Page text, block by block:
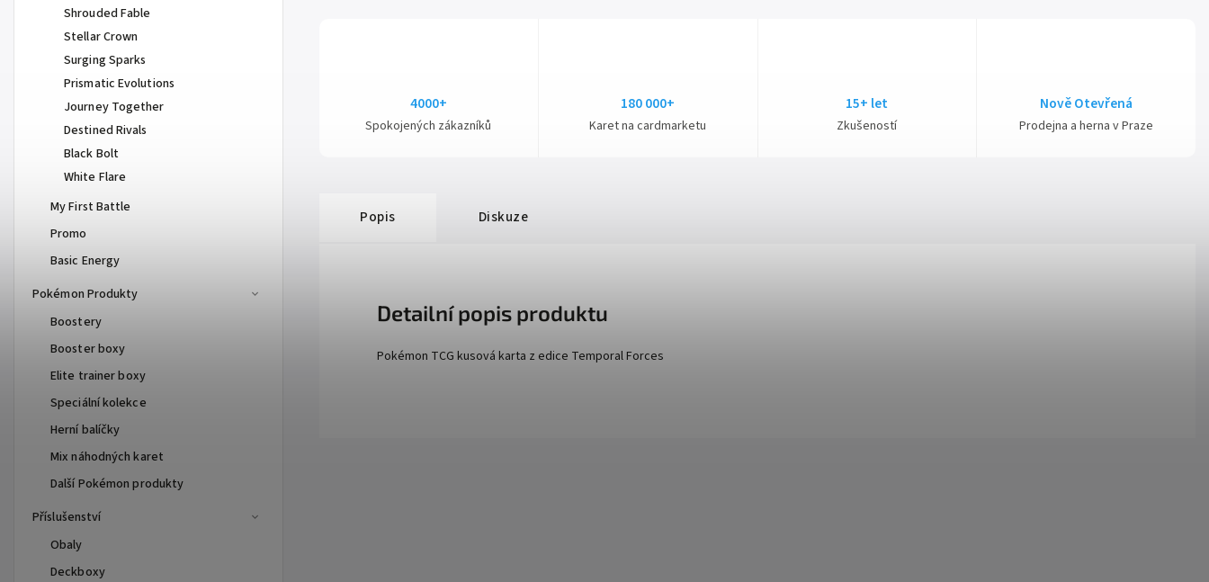
Shrouded Fable
Stellar Crown
Surging Sparks
Prismatic Evolutions
Journey Together
Destined Rivals
Black Bolt
White Flare
My First Battle
Promo
Basic Energy
Pokémon Produkty
Boostery
Booster boxy
Elite trainer boxy
Speciální kolekce
Herní balíčky
Mix náhodných karet
Další Pokémon produkty
Příslušenství
Obaly
Deckboxy
4000+
Spokojených zákazníků
180 000+
Karet na cardmarketu
15+ let
Zkušeností
Nově Otevřená
Prodejna a herna v Praze
Popis Diskuze
Detailní popis produktu
Pokémon TCG kusová karta z edice Temporal Forces